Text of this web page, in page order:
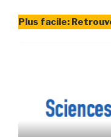
Plus facile: